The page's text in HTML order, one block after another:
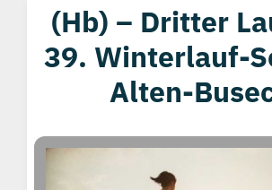
Unsere Partner
Bildergalerie
Kontakt
(hb) – Dritter
39. Winterlauf-
Alten-